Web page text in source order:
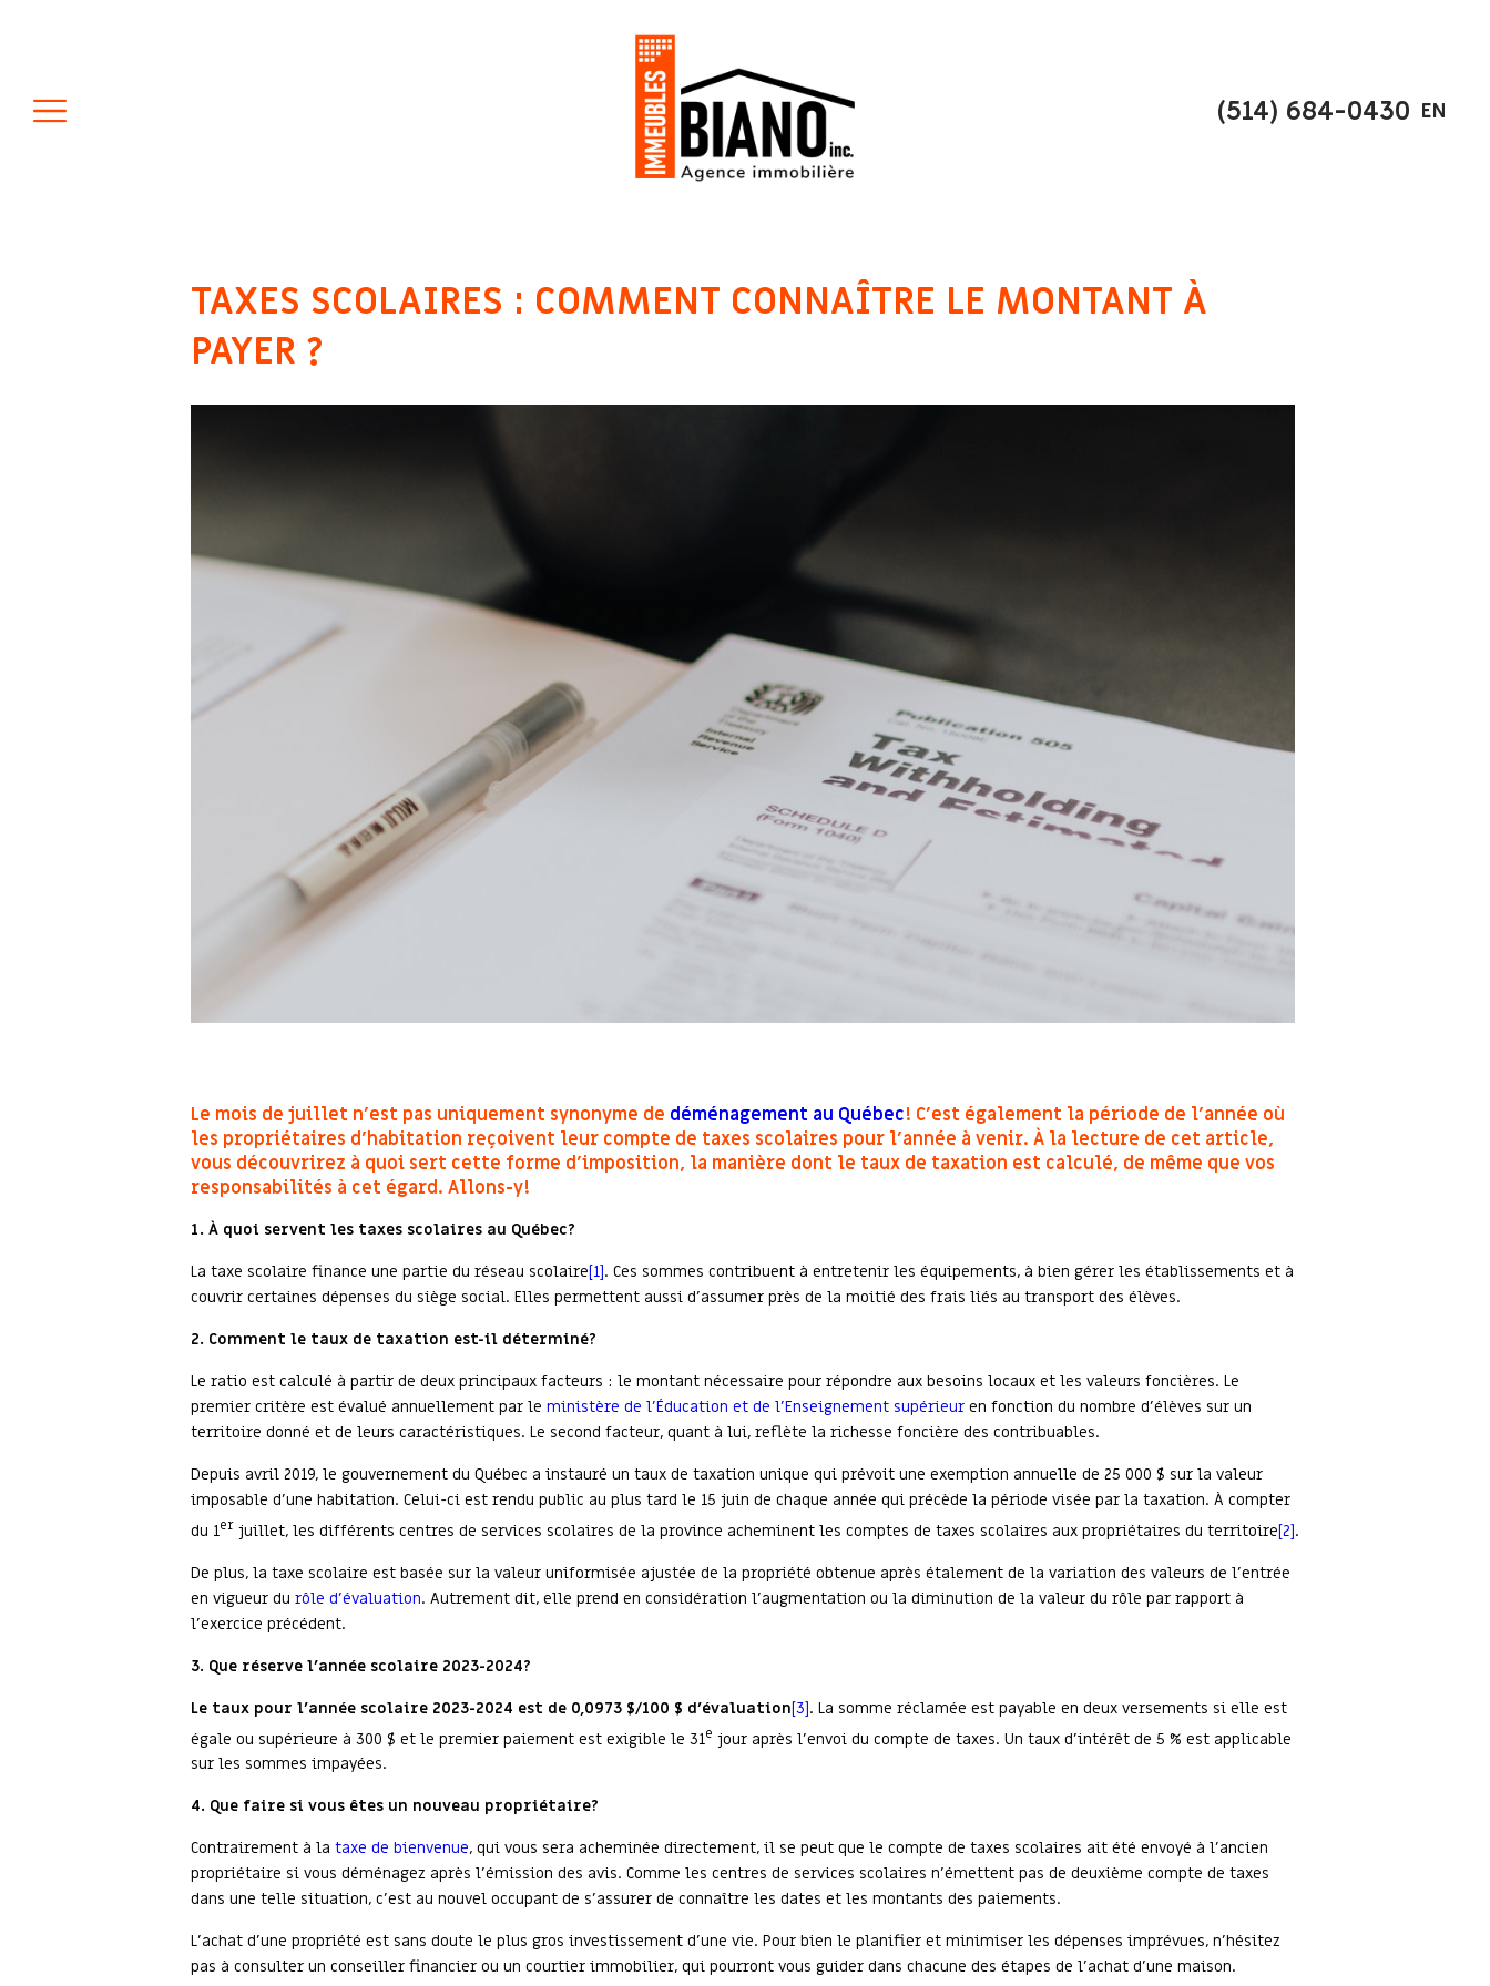
(514) 684-0430 EN
TAXES SCOLAIRES : COMMENT CONNAÎTRE LE MONTANT À
PAYER ?
Le mois de juillet n’est pas uniquement synonyme de déménagement au Québec! C’est également la période de l’année où
les propriétaires d’habitation reçoivent leur compte de taxes scolaires pour l’année à venir. À la lecture de cet article,
vous découvrirez à quoi sert cette forme d’imposition, la manière dont le taux de taxation est calculé, de même que vos
responsabilités à cet égard. Allons-y!
1. À quoi servent les taxes scolaires au Québec?
La taxe scolaire finance une partie du réseau scolaire[1]. Ces sommes contribuent à entretenir les équipements, à bien gérer les établissements et à
couvrir certaines dépenses du siège social. Elles permettent aussi d’assumer près de la moitié des frais liés au transport des élèves.
2. Comment le taux de taxation est-il déterminé?
Le ratio est calculé à partir de deux principaux facteurs : le montant nécessaire pour répondre aux besoins locaux et les valeurs foncières. Le
premier critère est évalué annuellement par le ministère de l’Éducation et de l’Enseignement supérieur en fonction du nombre d’élèves sur un
territoire donné et de leurs caractéristiques. Le second facteur, quant à lui, reflète la richesse foncière des contribuables.
Depuis avril 2019, le gouvernement du Québec a instauré un taux de taxation unique qui prévoit une exemption annuelle de 25 000 $ sur la valeur
imposable d’une habitation. Celui-ci est rendu public au plus tard le 15 juin de chaque année qui précède la période visée par la taxation. À compter
du 1er juillet, les différents centres de services scolaires de la province acheminent les comptes de taxes scolaires aux propriétaires du territoire[2].
De plus, la taxe scolaire est basée sur la valeur uniformisée ajustée de la propriété obtenue après étalement de la variation des valeurs de l’entrée
en vigueur du rôle d’évaluation. Autrement dit, elle prend en considération l’augmentation ou la diminution de la valeur du rôle par rapport à
l’exercice précédent.
3. Que réserve l’année scolaire 2023-2024?
Le taux pour l’année scolaire 2023-2024 est de 0,0973 $/100 $ d’évaluation[3]. La somme réclamée est payable en deux versements si elle est
égale ou supérieure à 300 $ et le premier paiement est exigible le 31e jour après l’envoi du compte de taxes. Un taux d’intérêt de 5 % est applicable
sur les sommes impayées.
4. Que faire si vous êtes un nouveau propriétaire?
Contrairement à la taxe de bienvenue, qui vous sera acheminée directement, il se peut que le compte de taxes scolaires ait été envoyé à l’ancien
propriétaire si vous déménagez après l’émission des avis. Comme les centres de services scolaires n’émettent pas de deuxième compte de taxes
dans une telle situation, c’est au nouvel occupant de s’assurer de connaître les dates et les montants des paiements.
L’achat d’une propriété est sans doute le plus gros investissement d’une vie. Pour bien le planifier et minimiser les dépenses imprévues, n’hésitez
pas à consulter un conseiller financier ou un courtier immobilier, qui pourront vous guider dans chacune des étapes de l’achat d’une maison.